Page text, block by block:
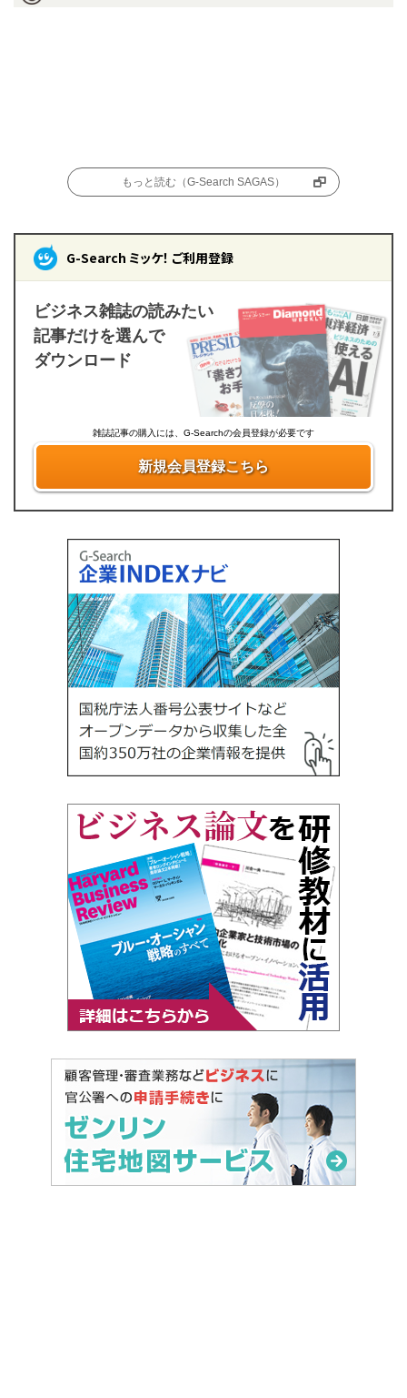
もっと読む（G-Search SAGAS）
G-Search ミッケ！ ご利用登録
ビジネス雑誌の読みたい
記事だけを選んで
ダウンロード
雑誌記事の購入には、G-Searchの会員登録が必要です
新規会員登録こちら